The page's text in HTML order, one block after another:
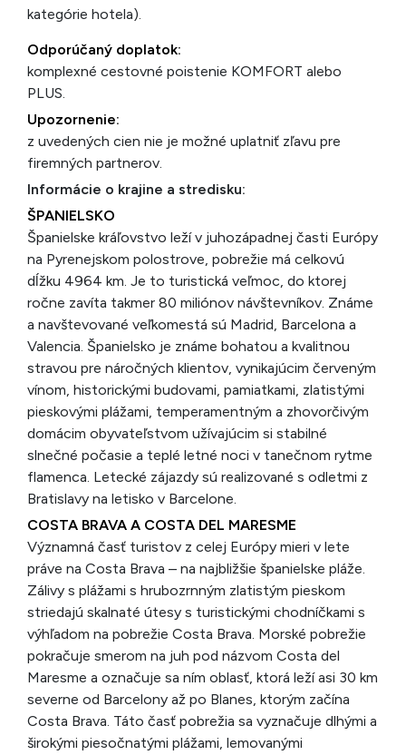
kategórie hotela).
Odporúčaný doplatok:
komplexné cestovné poistenie KOMFORT alebo
PLUS.
Upozornenie:
z uvedených cien nie je možné uplatniť zľavu pre
firemných partnerov.
Informácie o krajine a stredisku:
ŠPANIELSKO
Španielske kráľovstvo leží v juhozápadnej časti Európy
na Pyrenejskom polostrove, pobrežie má celkovú
dĺžku 4964 km. Je to turistická veľmoc, do ktorej
ročne zavíta takmer 80 miliónov návštevníkov. Známe
a navštevované veľkomestá sú Madrid, Barcelona a
Valencia. Španielsko je známe bohatou a kvalitnou
stravou pre náročných klientov, vynikajúcim červeným
vínom, historickými budovami, pamiatkami, zlatistými
pieskovými plážami, temperamentným a zhovorčivým
domácim obyvateľstvom užívajúcim si stabilné
slnečné počasie a teplé letné noci v tanečnom rytme
flamenca. Letecké zájazdy sú realizované s odletmi z
Bratislavy na letisko v Barcelone.
COSTA BRAVA A COSTA DEL MARESME
Významná časť turistov z celej Európy mieri v lete
práve na Costa Brava – na najbližšie španielske pláže.
Zálivy s plážami s hrubozrnným zlatistým pieskom
striedajú skalnaté útesy s turistickými chodníčkami s
výhľadom na pobrežie Costa Brava. Morské pobrežie
pokračuje smerom na juh pod názvom Costa del
Maresme a označuje sa ním oblasť, ktorá leží asi 30 km
severne od Barcelony až po Blanes, ktorým začína
Costa Brava. Táto časť pobrežia sa vyznačuje dlhými a
širokými piesočnatými plážami, lemovanými